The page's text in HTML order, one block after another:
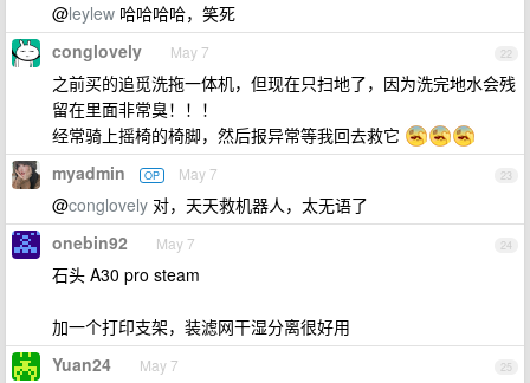
@leylew 哈哈哈哈，笑死
22
conglovely May 7
之前买的追觅洗拖一体机，但现在只扫地了，因为洗完地水会残
留在里面非常臭！！！
经常骑上摇椅的椅脚，然后报异常等我回去救它
23
myadmin OP May 7
@conglovely 对，天天救机器人，太无语了
24
onebin92 May 7
石头 A30 pro steam
加一个打印支架，装滤网干湿分离很好用
25
Yuan24 May 7